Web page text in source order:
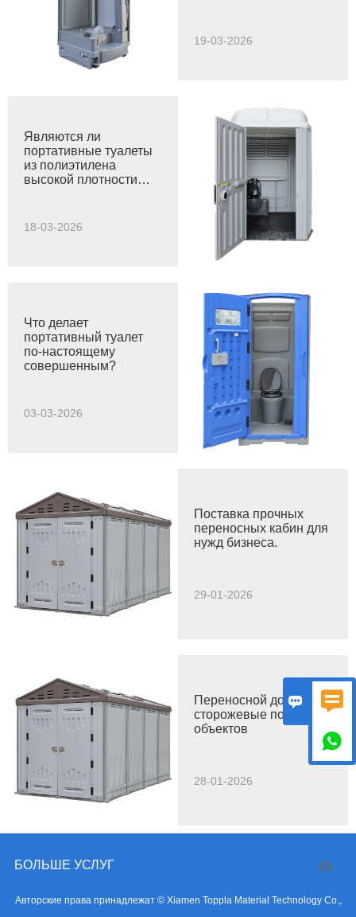
19-03-2026
Являются ли
портативные туалеты
из полиэтилена
высокой плотности
обеспечения
18-03-2026
Что делает
портативный туалет
по-настоящему
совершенным?
03-03-2026
Поставка прочных
переносных кабин для
нужд бизнеса.
29-01-2026
Переносной дом:
сторожевые посты для
объектов
28-01-2026
БОЛЬШЕ УСЛУГ
Авторские права принадлежат © Xiamen Toppla Material Technology Co.,
 
